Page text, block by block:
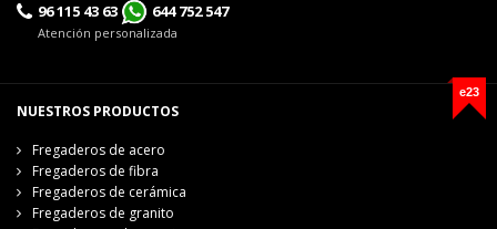
96 115 43 63 644 752 547
Atención personalizada
e23
NUESTROS PRODUCTOS
Fregaderos de acero
Fregaderos de fibra
Fregaderos de cerámica
Fregaderos de granito